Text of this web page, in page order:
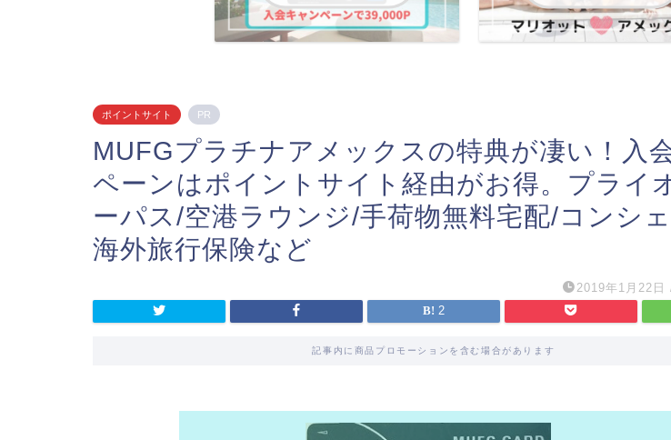
ポイントサイト PR
MUFGプラチナアメックスの特典が凄い！入
ペーンはポイントサイト経由がお得。プライ
ーパス/空港ラウンジ/手荷物無料宅配/コンシ
海外旅行保険など
2019年1月22日
2
記事内に商品プロモーションを含む場合があります